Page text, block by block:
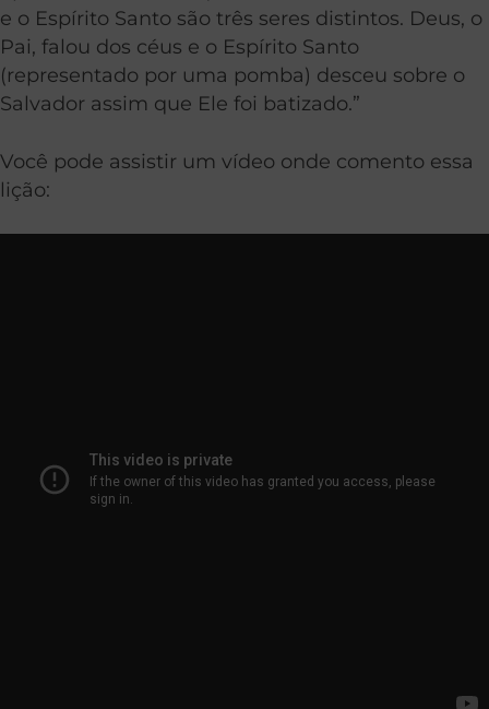
e o Espírito Santo são três seres distintos. Deus, o
Pai, falou dos céus e o Espírito Santo
(representado por uma pomba) desceu sobre o
Salvador assim que Ele foi batizado.”
Você pode assistir um vídeo onde comento essa
lição: